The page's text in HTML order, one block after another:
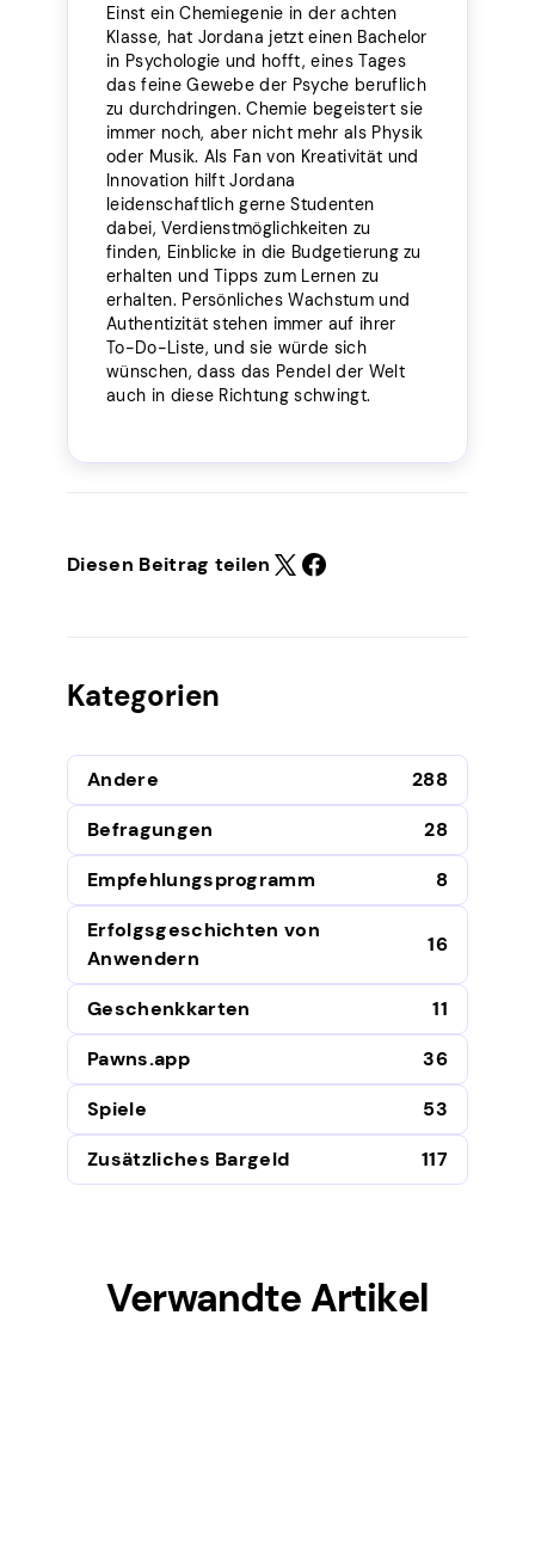
Einst ein Chemiegenie in der achten
Klasse, hat Jordana jetzt einen Bachelor
in Psychologie und hofft, eines Tages
das feine Gewebe der Psyche beruflich
zu durchdringen. Chemie begeistert sie
immer noch, aber nicht mehr als Physik
oder Musik. Als Fan von Kreativität und
Innovation hilft Jordana
leidenschaftlich gerne Studenten
dabei, Verdienstmöglichkeiten zu
finden, Einblicke in die Budgetierung zu
erhalten und Tipps zum Lernen zu
erhalten. Persönliches Wachstum und
Authentizität stehen immer auf ihrer
To-Do-Liste, und sie würde sich
wünschen, dass das Pendel der Welt
auch in diese Richtung schwingt.
Diesen Beitrag teilen
Kategorien
Andere
288
Befragungen
28
Empfehlungsprogramm
8
Erfolgsgeschichten von
Anwendern
16
Geschenkkarten
11
Pawns.app
36
Spiele
53
Zusätzliches Bargeld
117
Verwandte Artikel